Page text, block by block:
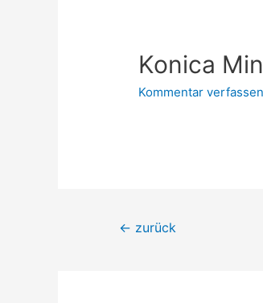
Konica
Kommentar verfassen
← zurück